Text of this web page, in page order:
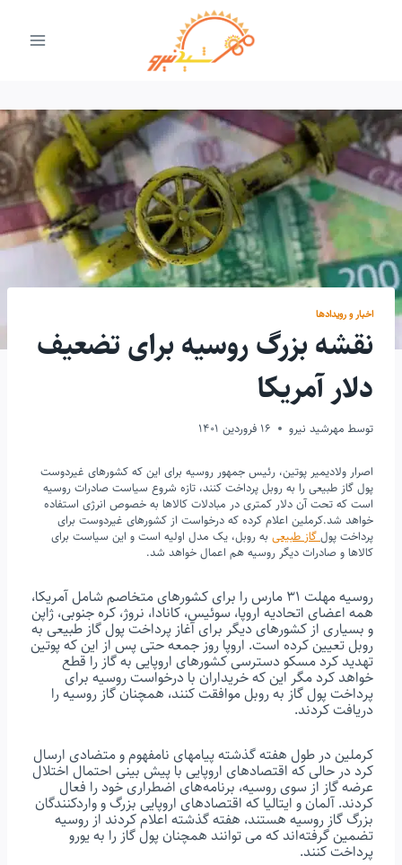
اخبار و رویدادها
نقشه بزرگ روسیه برای تضعیف
دلار آمریکا
توسط مهرشید نیرو 16 فروردین 1401
اصرار ولادیمیر پوتین، رئیس جمهور روسیه برای این که کشورهای غیردوست
پول گاز طبیعی را به روبل پرداخت کنند، تازه شروع سیاست صادرات روسیه
است که تحت آن دلار کمتری در مبادلات کالاها به خصوص انرژی استفاده
خواهد شد.کرملین اعلام کرده که درخواست از کشورهای غیردوست برای
پرداخت پولگاز طبیعی به روبل، یک مدل اولیه است و این سیاست برای
کالاها و صادرات دیگر روسیه هم اعمال خواهد شد.
روسیه مهلت ۳۱ مارس را برای کشورهای متخاصم شامل آمریکا،
همه اعضای اتحادیه اروپا، سوئیس، کانادا، نروژ، کره جنوبی، ژاپن
و بسیاری از کشورهای دیگر برای آغاز پرداخت پول گاز طبیعی به
روبل تعیین کرده است. اروپا روز جمعه حتی پس از این که پوتین
تهدید کرد مسکو دسترسی کشورهای اروپایی به گاز را قطع
خواهد کرد مگر این که خریداران با درخواست روسیه برای
پرداخت پول گاز به روبل موافقت کنند، همچنان گاز روسیه را
دریافت کردند.
کرملین در طول هفته گذشته پیامهای نامفهوم و متضادی ارسال
کرد در حالی که اقتصادهای اروپایی با پیش بینی احتمال اختلال
عرضه گاز از سوی روسیه، برنامه‌های اضطراری خود را فعال
کردند. آلمان و ایتالیا که اقتصادهای اروپایی بزرگ و واردکنندگان
بزرگ گاز روسیه هستند، هفته گذشته اعلام کردند از روسیه
تضمین گرفته‌اند که می توانند همچنان پول گاز را به یورو
پرداخت کنند.